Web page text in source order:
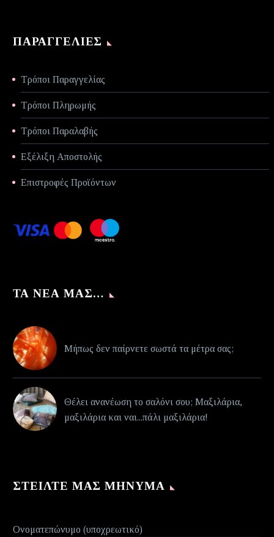
ΠΑΡΑΓΓΕΛΊΕΣ
Τρόποι Παραγγελίας
Τρόποι Πληρωμής
Τρόποι Παραλαβής
Εξέλιξη Αποστολής
Επιστροφές Προϊόντων
ΤΑ ΝΈΑ ΜΑΣ…
Μήπως δεν παίρνετε σωστά τα μέτρα σας;
Θέλει ανανέωση το σαλόνι σου; Μαξιλάρια,
μαξιλάρια και ναι...πάλι μαξιλάρια!
ΣΤΕΊΛΤΕ ΜΑΣ ΜΉΝΥΜΑ
Ονοματεπώνυμο (υποχρεωτικό)